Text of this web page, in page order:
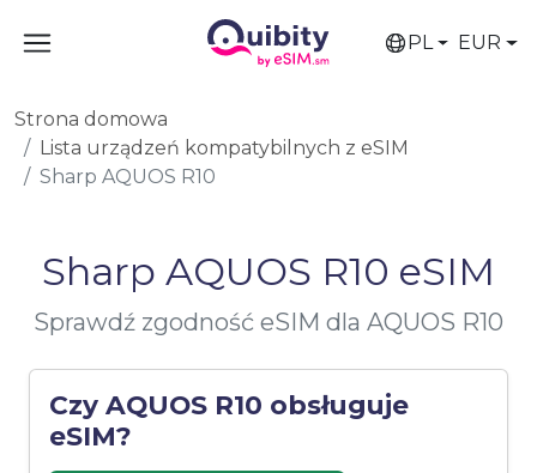
PL EUR
Strona domowa
Lista urządzeń kompatybilnych z eSIM
Sharp AQUOS R10
Sharp AQUOS R10 eSIM
Sprawdź zgodność eSIM dla AQUOS R10
Czy AQUOS R10 obsługuje
eSIM?